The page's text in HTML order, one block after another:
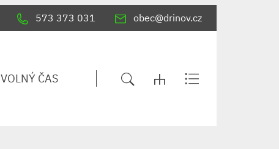
573 373 031 obec@drinov.cz
VOLNÝ ČAS